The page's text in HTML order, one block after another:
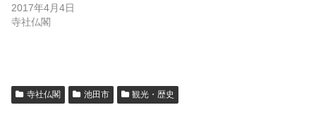
2017年4月4日
寺社仏閣
寺社仏閣 池田市 観光・歴史